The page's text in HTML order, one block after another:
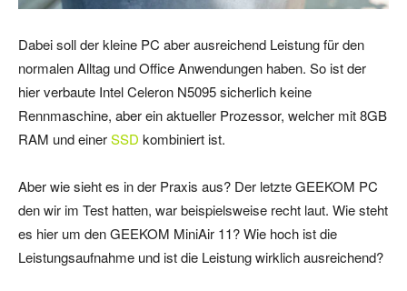
Dabei soll der kleine PC aber ausreichend Leistung für den
normalen Alltag und Office Anwendungen haben. So ist der
hier verbaute Intel Celeron N5095 sicherlich keine
Rennmaschine, aber ein aktueller Prozessor, welcher mit 8GB
RAM und einerSSD kombiniert ist.
Aber wie sieht es in der Praxis aus? Der letzte GEEKOM PC
den wir im Test hatten, war beispielsweise recht laut. Wie steht
es hier um den GEEKOM MiniAir 11? Wie hoch ist die
Leistungsaufnahme und ist die Leistung wirklich ausreichend?